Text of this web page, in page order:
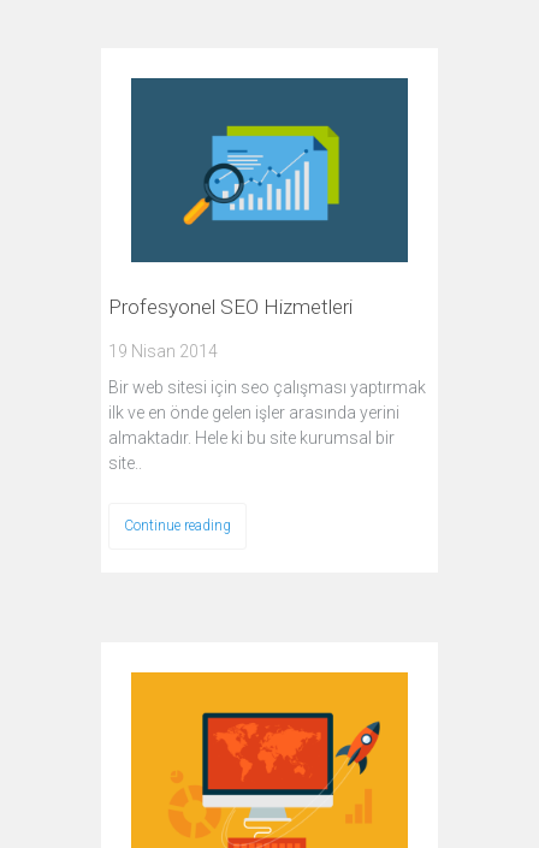
Profesyonel SEO Hizmetleri
19 Nisan 2014
Bir web sitesi için seo çalışması yaptırmak
ilk ve en önde gelen işler arasında yerini
almaktadır. Hele ki bu site kurumsal bir
site..
Continue reading